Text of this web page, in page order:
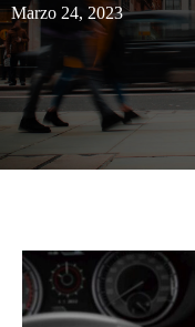
Marzo 24, 2023